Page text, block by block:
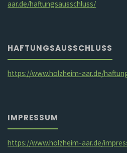
aar.de/haftungsausschluss/
HAFTUNGSAUSSCHLUSS
https://www.holzheim-aar.de/
IMPRESSUM
https://www.holzheim-aar.de/